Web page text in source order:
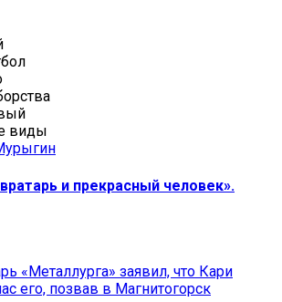
виды
и прекрасный человек».